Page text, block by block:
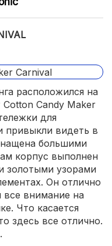
расположился на
Candy Maker
для
привыкли видеть в
большими
корпус выполнен
золотыми узорами
Он отлично
все внимание на
Что касается
здесь все отлично.